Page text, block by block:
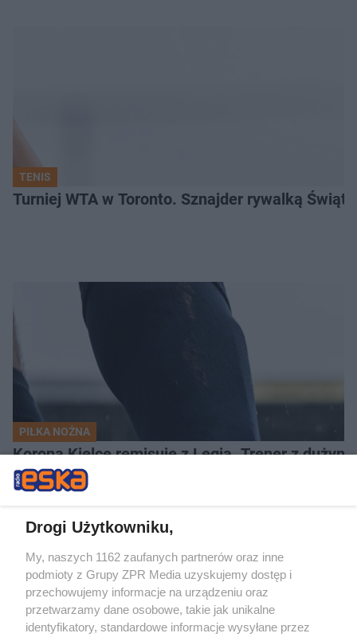
TENIS
Turniej WTA w Toronto. Sznajder rywalką
PIŁKA NOŻNA
Korona Kielce remisuje z Legią. Trener z dużym
Drogi Użytkowniku,
My, naszych 1162 zaufanych partnerów oraz inne
podmioty z Grupy ZPR Media uzyskujemy dostęp i
przechowujemy informacje na urządzeniu oraz
przetwarzamy dane osobowe, takie jak unikalne
identyfikatory, standardowe informacje wysyłane przez